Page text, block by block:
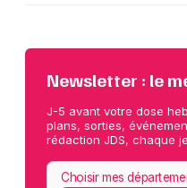
Newsletter : le
J-5 avant votre dose
plans, sorties,
rédaction JDS, chaque
Choisir mes